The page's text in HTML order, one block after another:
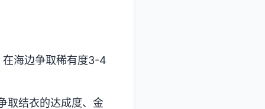
在海边争取稀有度3-4
取结衣的达成度、金